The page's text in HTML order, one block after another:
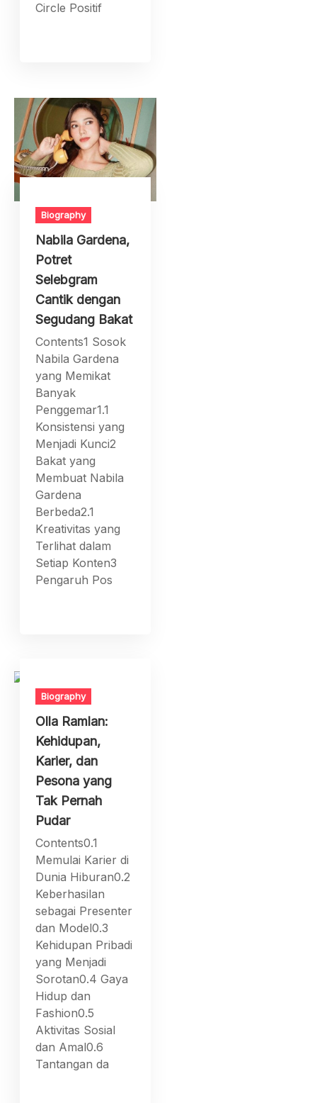
Circle Positif
Biography
Nabila Gardena,
Potret
Selebgram
Cantik dengan
Segudang Bakat
Contents1 Sosok
Nabila Gardena
yang Memikat
Banyak
Penggemar1.1
Konsistensi yang
Menjadi Kunci2
Bakat yang
Membuat Nabila
Gardena
Berbeda2.1
Kreativitas yang
Terlihat dalam
Setiap Konten3
Pengaruh Pos
Biography
Olla Ramlan:
Kehidupan,
Karier, dan
Pesona yang
Tak Pernah
Pudar
Contents0.1
Memulai Karier di
Dunia Hiburan0.2
Keberhasilan
sebagai Presenter
dan Model0.3
Kehidupan Pribadi
yang Menjadi
Sorotan0.4 Gaya
Hidup dan
Fashion0.5
Aktivitas Sosial
dan Amal0.6
Tantangan da